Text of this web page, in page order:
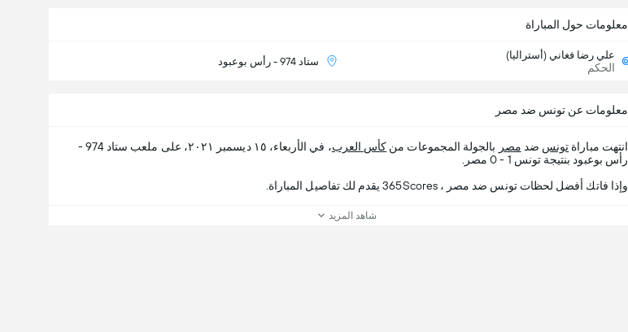
معلومات حول المباراة
علي رضا فغاني (أستراليا)
الحكم ستاد 974 - رأس بوعبود
معلومات عن تونس ضد مصر
انتهت مباراة تونس ضد مصر بالجولة المجموعات من كأس العرب
، في الأربعاء، ١٥ ديسمبر ٢٠٢١، على ملعب ستاد 974 -
رأس بوعبود بنتيجة تونس 1 - 0 مصر.
وإذا فاتك أفضل لحظات تونس ضد مصر ، 365Scores يقدم لك تفاصيل المباراة.
شاهد المزيد